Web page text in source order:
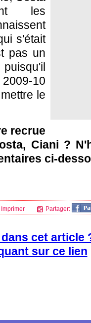
les
s'était
pas un
10
le
recrue
Ciani ?
ci-
Imprimer Partager:
cet article
sur ce lien